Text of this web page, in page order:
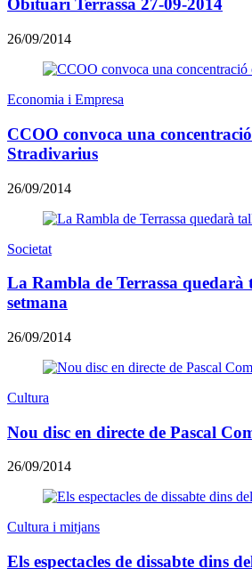
Obituari Terrassa 27-09-2014
26/09/2014
Economia i Empresa
CCOO convoca una
Stradivarius
26/09/2014
Societat
La Rambla de Terrassa quedarà
setmana
26/09/2014
Cultura
Nou disc en directe de Pascal
26/09/2014
Cultura i mitjans
Els espectacles de dissabte dins